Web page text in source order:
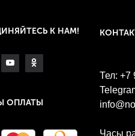
К НАМ!
ОПЛАТЫ
Тел: +7
Часы